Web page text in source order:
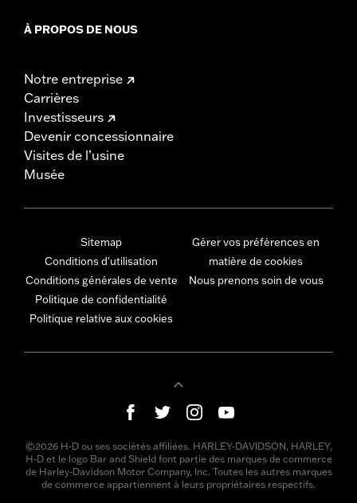
À PROPOS DE NOUS
Notre entreprise
Carrières
Investisseurs
Devenir concessionnaire
Visites de l’usine
Musée
Sitemap
Conditions d'utilisation
Conditions générales de vente
Politique de confidentialité
Politique relative aux cookies
Gérer vos préférences en
matière de cookies
Nous prenons soin de vous
©2026 H-D ou ses sociétés affiliées. HARLEY-DAVIDSON, HARLEY,
H-D et le logo Bar and Shield font partie des marques de commerce
de Harley-Davidson Motor Company, Inc. Toutes les autres marques
de commerce appartiennent à leurs propriétaires respectifs.